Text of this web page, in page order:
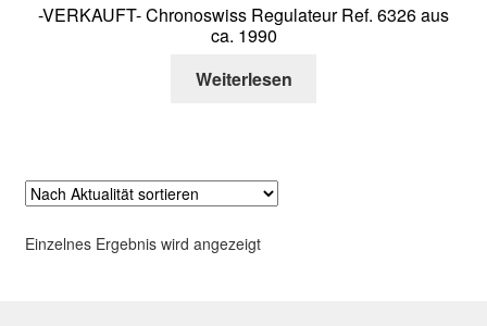
-VERKAUFT- Chronoswiss Regulateur Ref. 6326 aus
ca. 1990
Weiterlesen
Einzelnes Ergebnis wird angezeigt